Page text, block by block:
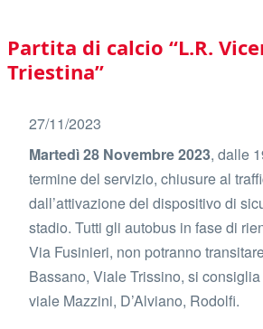
Main
navigation
Partita di calcio “L.R.
Triestina”
27/11/2023
Martedì 28 Novembre 2023, dalle
termine del servizio, chiusure al
dall’attivazione del dispositivo di
stadio. Tutti gli autobus in fase di
Via Fusinieri, non potranno
Bassano, Viale Trissino, si
viale Mazzini, D’Alviano, Rodolfi.